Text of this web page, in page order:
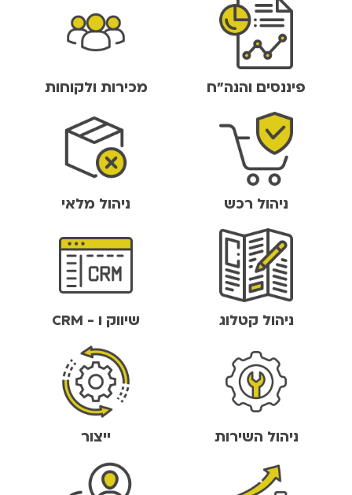
פיננסים והנה"ח מכירות ולקוחות
ניהול רכש ניהול מלאי
ניהול קטלוג שיווק ו - CRM
ניהול השירות ייצור